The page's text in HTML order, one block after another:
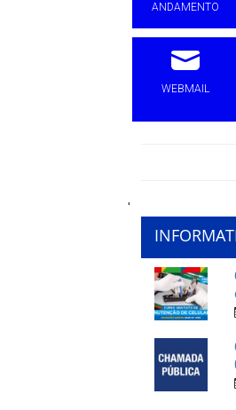
ANDAMENTO
WEBMAIL
'